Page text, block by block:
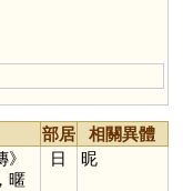
部居
相關異體
暱
日 昵